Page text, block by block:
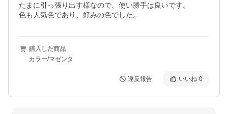
たまに引っ張り出す様なので、使い勝手は良いです。
色も人気色であり、好みの色でした。
購入した商品
カラー/マゼンタ
違反報告 いいね 0